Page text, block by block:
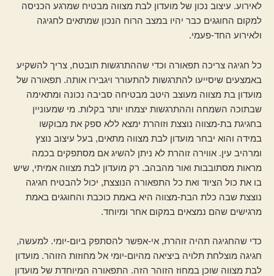
לאירוע. עיצוב נכון של מועדון לבת מצווה מבטיח שמרגע הכניסה
למקום החוגגים כבר יהיו במצב הרוח הנכון שמתאים לחגיגה
ולאירוע החד-פעמי.
כל חגיגה צריכה תפאורה וכדי שההתרגשות תובטח, צריך להשקיע
באמצעים שיסייעו להתרגשות להתעורר ויגבירו אותה. תפאורה של
מועדון בת מצווה מעוצב היטב מבטיחה סביבה נכונה ומתאימה
שבתוכה השמחה וההתרגשות יצמחו יותר בקלות. מי שמעוניין
בחגיגת בת-מצווה נוצצת וזוהרת ימצא ללא ספק את מבוקשו
במידה והוא יבחר מועדון לבת מצווה מתאים, בעל עיצוב נוצץ
ומרהיב עין. אווירה זוהרת לא ניתן להשיג אם מסתפקים בכמה
מראות מסתובבות ואור מהבהב. רק מועדון לבת מצווה אמיתי, שיש
בו את כול הציוד ואת כל התפאורה הנוצצת, יכול להבטיח חגיגה
נוצצת שבה כלת הבת-מצווה היא באמת כוכבת והחוגגים באמת
מרגישים שהם נמצאים במקום אחר ומיוחד.
כדי שהחגיגה תהיה זוהרת, אי-אפשר להסתפק ביום-יומי. למעשה,
חגיגה מוצלחת תלויה ביציאה מהיום-יומי אל מחוזות הזוהר. מועדון
לבת מצווה שוכן במחוז הזוהר הזה. התפאורה המיוחדת של מועדון